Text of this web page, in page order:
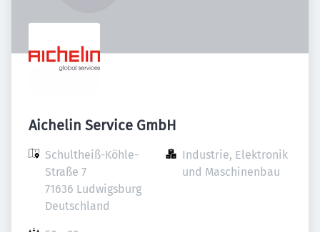
Aichelin Service GmbH
Schultheiß-Köhle-
Straße 7
71636 Ludwigsburg
Deutschland
Industrie, Elektronik
und Maschinenbau